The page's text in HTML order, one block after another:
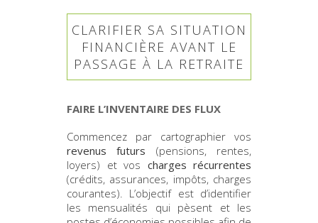
CLARIFIER SA SITUATION
FINANCIÈRE AVANT LE
PASSAGE À LA RETRAITE
FAIRE L’INVENTAIRE DES FLUX
Commencez par cartographier vos
revenus futurs (pensions, rentes,
loyers) et vos charges récurrentes
(crédits, assurances, impôts, charges
courantes). L’objectif est d’identifier
les mensualités qui pèsent et les